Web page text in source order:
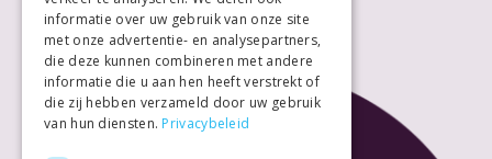
informatie over uw gebruik van onze site
met onze advertentie- en analysepartners,
die deze kunnen combineren met andere
informatie die u aan hen heeft verstrekt of
die zij hebben verzameld door uw gebruik
van hun diensten. Privacybeleid